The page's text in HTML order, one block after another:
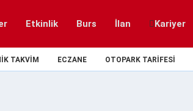
Etkinlik Burs İlan Kariyer
TAKVIM ECZANE OTOPARK TARIFESI